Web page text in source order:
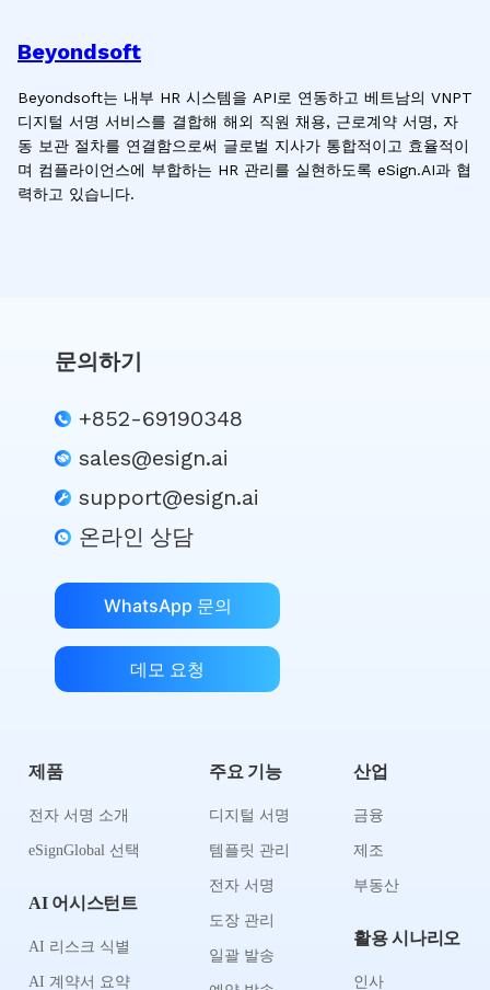
Beyondsoft
Beyondsoft는 내부 HR 시스템을 API로 연동하고 베트남의 VNPT
디지털 서명 서비스를 결합해 해외 직원 채용, 근로계약 서명, 자
동 보관 절차를 연결함으로써 글로벌 지사가 통합적이고 효율적이
며 컴플라이언스에 부합하는 HR 관리를 실현하도록 eSign.AI과 협
력하고 있습니다.
문의하기
+852-69190348
sales@esign.ai
support@esign.ai
온라인 상담
WhatsApp 문의
데모 요청
제품
전자 서명 소개
eSignGlobal 선택
AI 어시스턴트
AI 리스크 식별
AI 계약서 요약
주요 기능
디지털 서명
템플릿 관리
전자 서명
도장 관리
일괄 발송
산업
금융
제조
부동산
활용 시나리오
인사